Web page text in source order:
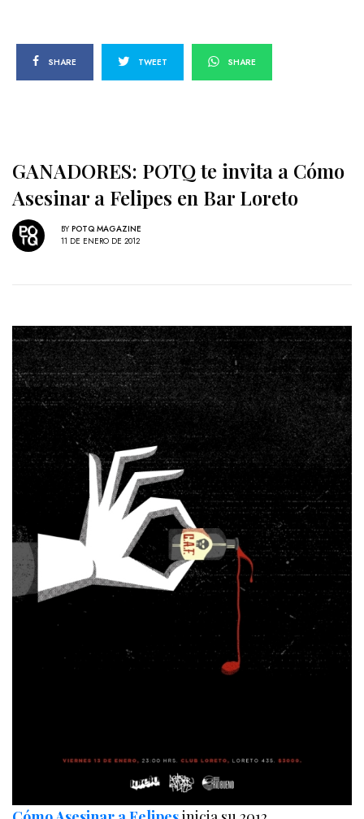
SHARE TWEET SHARE
GANADORES: POTQ te invita a Cómo
Asesinar a Felipes en Bar Loreto
BY POTQ MAGAZINE
11 DE ENERO DE 2012